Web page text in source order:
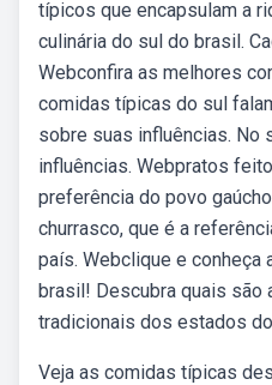
típicos que encapsulam a
culinária do sul do brasil.
Webconfira as melhores
comidas típicas do sul
sobre suas influências. No
influências. Webpratos
preferência do povo
churrasco, que é a
país. Webclique e conheça
brasil! Descubra quais são
tradicionais dos estados
Veja as comidas típicas